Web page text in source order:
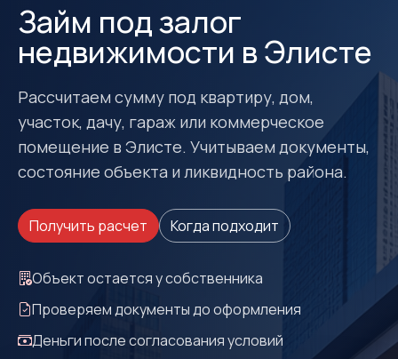
Займ под залог
недвижимости в Элисте
Рассчитаем сумму под квартиру, дом,
участок, дачу, гараж или коммерческое
помещение в Элисте. Учитываем документы,
состояние объекта и ликвидность района.
Получить расчет Когда подходит
Объект остается у собственника
Проверяем документы до оформления
Деньги после согласования условий